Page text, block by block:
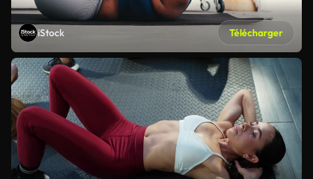
iStock Télécharger